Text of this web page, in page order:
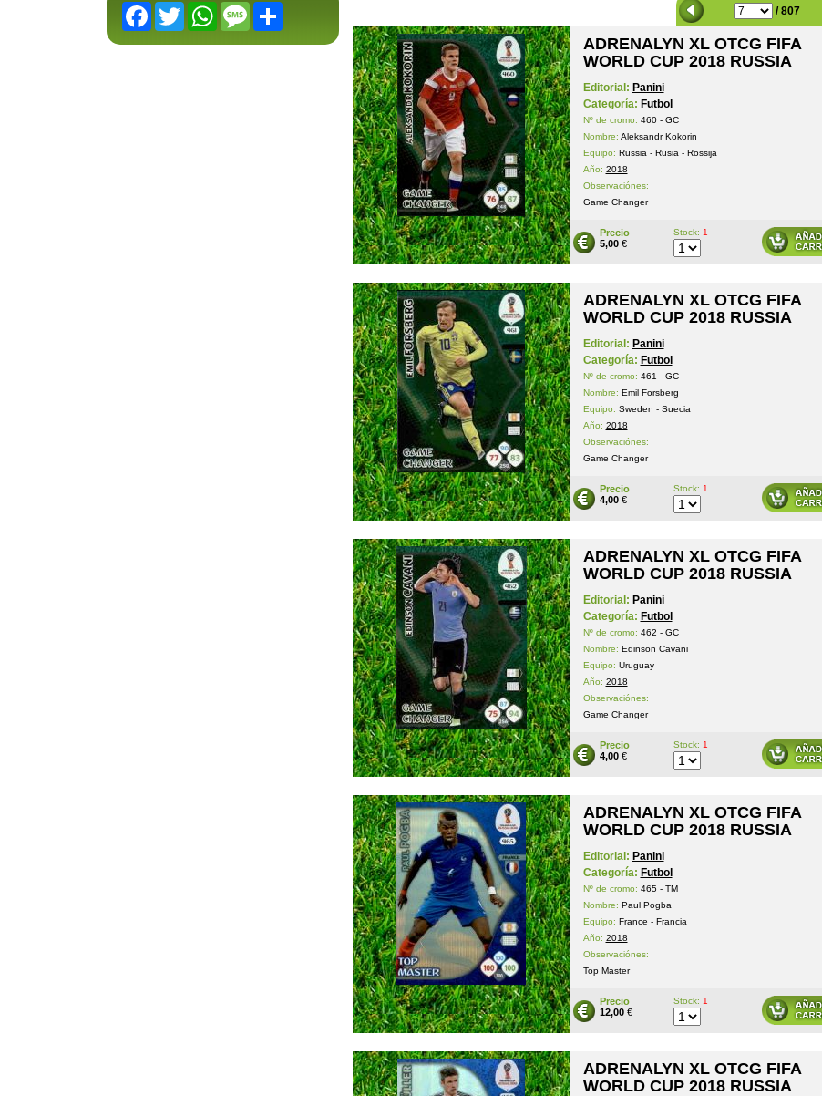
Facebook
TwitterWhatsApp
Message / 807
ADRENALYN XL OTCG FIFA
WORLD CUP 2018 RUSSIA
Editorial: Panini
Categoría: Futbol
Nº de cromo: 460 - GC
Nombre: Aleksandr Kokorin
Equipo: Russia - Rusia - Rossija
Año: 2018
Observaciónes:
Game Changer
Precio
5,00€
Stock: 1
ADRENALYN XL OTCG FIFA
WORLD CUP 2018 RUSSIA
Editorial: Panini
Categoría: Futbol
Nº de cromo: 461 - GC
Nombre: Emil Forsberg
Equipo: Sweden - Suecia
Año: 2018
Observaciónes:
Game Changer
Precio
4,00€
Stock: 1
ADRENALYN XL OTCG FIFA
WORLD CUP 2018 RUSSIA
Editorial: Panini
Categoría: Futbol
Nº de cromo: 462 - GC
Nombre: Edinson Cavani
Equipo: Uruguay
Año: 2018
Observaciónes:
Game Changer
Precio
4,00€
Stock: 1
ADRENALYN XL OTCG FIFA
WORLD CUP 2018 RUSSIA
Editorial: Panini
Categoría: Futbol
Nº de cromo: 465 - TM
Nombre: Paul Pogba
Equipo: France - Francia
Año: 2018
Observaciónes:
Top Master
Precio
12,00€
Stock: 1
ADRENALYN XL OTCG FIFA
WORLD CUP 2018 RUSSIA